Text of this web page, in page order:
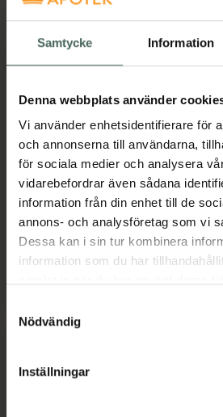
Samtycke Information
Denna webbplats använder
Vi använder enhetsidentifierare för
och annonserna till användarna,
för sociala medier och analysera
vidarebefordrar även sådana
information från din enhet till de
annons- och analysföretag som vi
Dessa kan i sin tur kombinera
information som du har
återkalla ditt samtycke via
cookieinställningar. Ett återkallat
lagligheten av behandling som
Nödvändig
Inställningar
4.2 av 5 i omdöme
Avène Rosamed
Chronic Redness
Cream
Ansiktskräm för känslig
rodnad hy 30 ml
Pris online
KöpAvène Rosamed